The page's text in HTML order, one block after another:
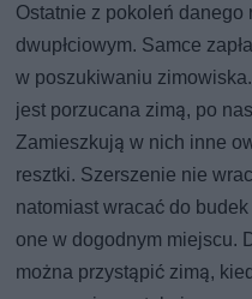
Ostatnie z pokoleń danego
dwupłciowym. Samce
w poszukiwaniu
jest porzucana zimą, po
Zamieszkują w nich inne
resztki. Szerszenie nie
natomiast wracać do
one w dogodnym miejscu.
można przystąpić zimą,